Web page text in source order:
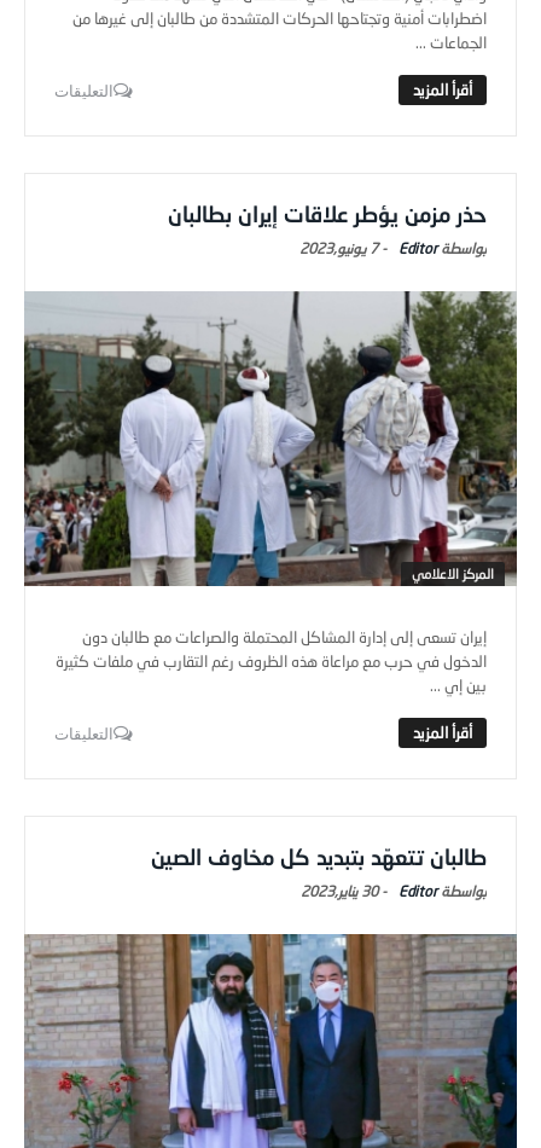
اضطرابات أمنية وتجتاحها الحركات المتشددة من طالبان إلى غيرها من
الجماعات ...
التعليقات
حذر مزمن يؤطر علاقات إيران بطالبان
Editor
-7 يونيو,2023
المركز الاعلامي
إيران تسعى إلى إدارة المشاكل المحتملة والصراعات مع طالبان دون
الدخول في حرب مع مراعاة هذه الظروف رغم التقارب في ملفات كثيرة
بين إي ...
التعليقات
طالبان تتعهّد بتبديد كل مخاوف الصين
Editor
-30 يناير,2023